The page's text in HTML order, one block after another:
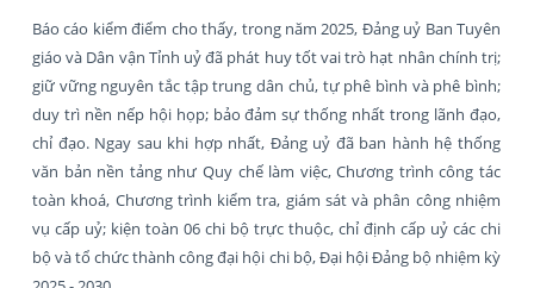
Báo cáo kiểm điểm cho thấy, trong năm 2025, Đảng uỷ Ban Tuyên
giáo và Dân vận Tỉnh uỷ đã phát huy tốt vai trò hạt nhân chính trị;
giữ vững nguyên tắc tập trung dân chủ, tự phê bình và phê bình;
duy trì nền nếp hội họp; bảo đảm sự thống nhất trong lãnh đạo,
chỉ đạo. Ngay sau khi hợp nhất, Đảng uỷ đã ban hành hệ thống
văn bản nền tảng như Quy chế làm việc, Chương trình công tác
toàn khoá, Chương trình kiểm tra, giám sát và phân công nhiệm
vụ cấp uỷ; kiện toàn 06 chi bộ trực thuộc, chỉ định cấp uỷ các chi
bộ và tổ chức thành công đại hội chi bộ, Đại hội Đảng bộ nhiệm kỳ